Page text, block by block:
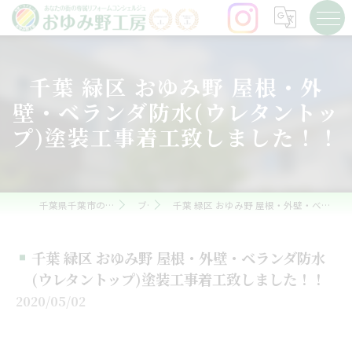
千葉 緑区 おゆみ野 屋根・外
壁・ベランダ防水(ウレタントッ
プ)塗装工事着工致しました！！
千葉県千葉市の外壁塗装ならおゆみ野工房 ブログ 千葉 緑区 おゆみ野 屋根・外壁・ベランダ防水(ウレタントップ)塗装工事着工致しました！！
千葉 緑区 おゆみ野 屋根・外壁・ベランダ防水
(ウレタントップ)塗装工事着工致しました！！
2020/05/02